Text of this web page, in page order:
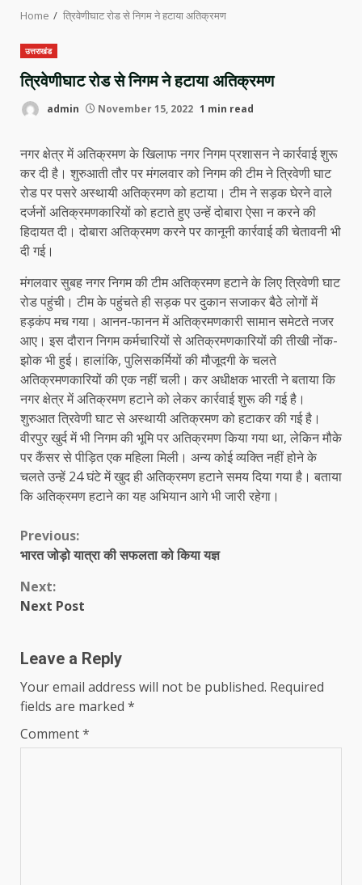
Home त्रिवेणीघाट रोड से निगम ने हटाया अतिक्रमण
उत्तराखंड
त्रिवेणीघाट रोड से निगम ने हटाया अतिक्रमण
admin November 15, 2022 1 min read
नगर क्षेत्र में अतिक्रमण के खिलाफ नगर निगम प्रशासन ने कार्रवाई शुरू
कर दी है। शुरुआती तौर पर मंगलवार को निगम की टीम ने त्रिवेणी घाट
रोड पर पसरे अस्थायी अतिक्रमण को हटाया। टीम ने सड़क घेरने वाले
दर्जनों अतिक्रमणकारियों को हटाते हुए उन्हें दोबारा ऐसा न करने की
हिदायत दी। दोबारा अतिक्रमण करने पर कानूनी कार्रवाई की चेतावनी भी
दी गई।
मंगलवार सुबह नगर निगम की टीम अतिक्रमण हटाने के लिए त्रिवेणी घाट
रोड पहुंची। टीम के पहुंचते ही सड़क पर दुकान सजाकर बैठे लोगों में
हड़कंप मच गया। आनन-फानन में अतिक्रमणकारी सामान समेटते नजर
आए। इस दौरान निगम कर्मचारियों से अतिक्रमणकारियों की तीखी नोंक-
झोक भी हुई। हालांकि, पुलिसकर्मियों की मौजूदगी के चलते
अतिक्रमणकारियों की एक नहीं चली। कर अधीक्षक भारती ने बताया कि
नगर क्षेत्र में अतिक्रमण हटाने को लेकर कार्रवाई शुरू की गई है।
शुरुआत त्रिवेणी घाट से अस्थायी अतिक्रमण को हटाकर की गई है।
वीरपुर खुर्द में भी निगम की भूमि पर अतिक्रमण किया गया था, लेकिन मौके
पर कैंसर से पीड़ित एक महिला मिली। अन्य कोई व्यक्ति नहीं होने के
चलते उन्हें 24 घंटे में खुद ही अतिक्रमण हटाने समय दिया गया है। बताया
कि अतिक्रमण हटाने का यह अभियान आगे भी जारी रहेगा।
Continue
Reading
Previous:
भारत जोड़ो यात्रा की सफलता को किया यज्ञ
Next:
Next Post
Leave a Reply
Your email address will not be published. Required
fields are marked *
Comment*